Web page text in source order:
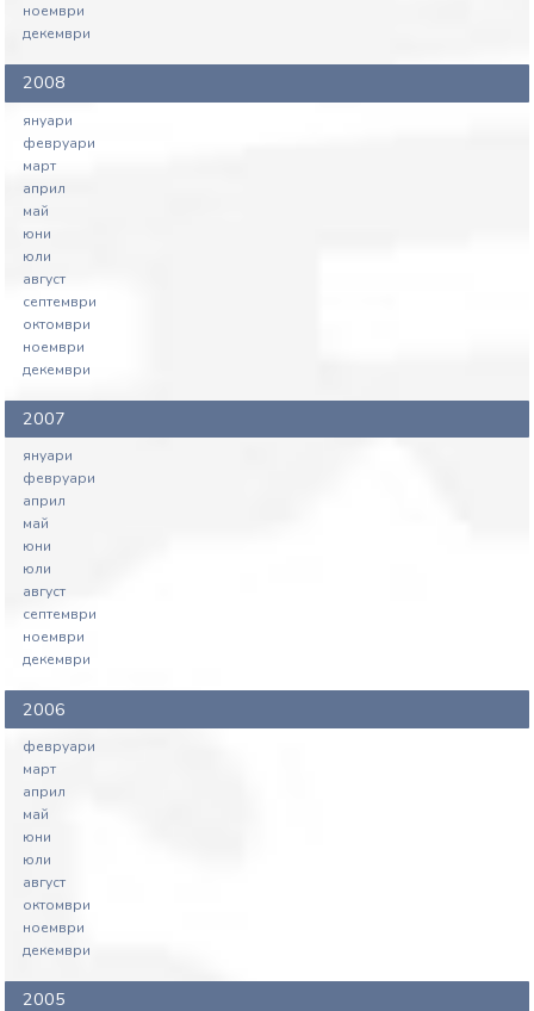
ноември
декември
2008
януари
февруари
март
април
май
юни
юли
август
септември
октомври
ноември
декември
2007
януари
февруари
април
май
юни
юли
август
септември
ноември
декември
2006
февруари
март
април
май
юни
юли
август
октомври
ноември
декември
2005